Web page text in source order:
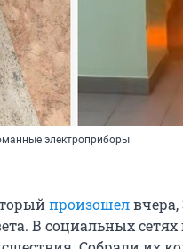
электроприборы
произошел
В социальных